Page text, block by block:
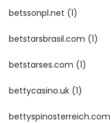
betssonpl.net (1)
betstarsbrasil.com (1)
betstarses.com (1)
bettycasino.uk (1)
bettyspinosterreich.com